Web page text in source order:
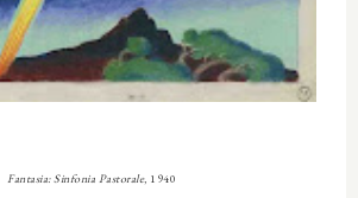
Fantasia: Sinfonia Pastorale, 1940